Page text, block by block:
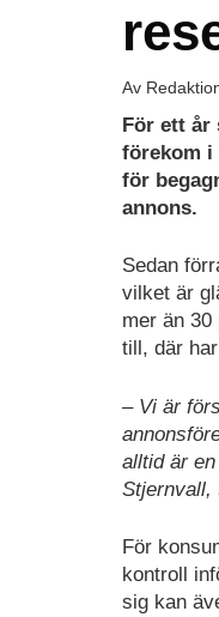
Av
För ett år
förekom i
för
annons.
Sedan
vilket är
mer än
till, där
– Vi är
alltid är
Stjernvall,
För
kontroll
sig kan